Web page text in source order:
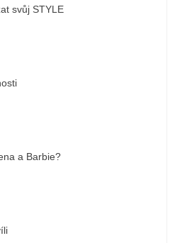
svůj STYLE
a Barbie?